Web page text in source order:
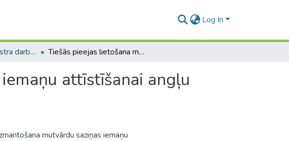
Log In
Bakalaura un maģistra darbi (HZF) / Bachelor's and Master's theses Tiešās pieejas lietošana mutvārdu saziņas iemaņu attīstīšanai angļu valodā
attīstīšanai angļu
mutvārdu saziņas iemaņu